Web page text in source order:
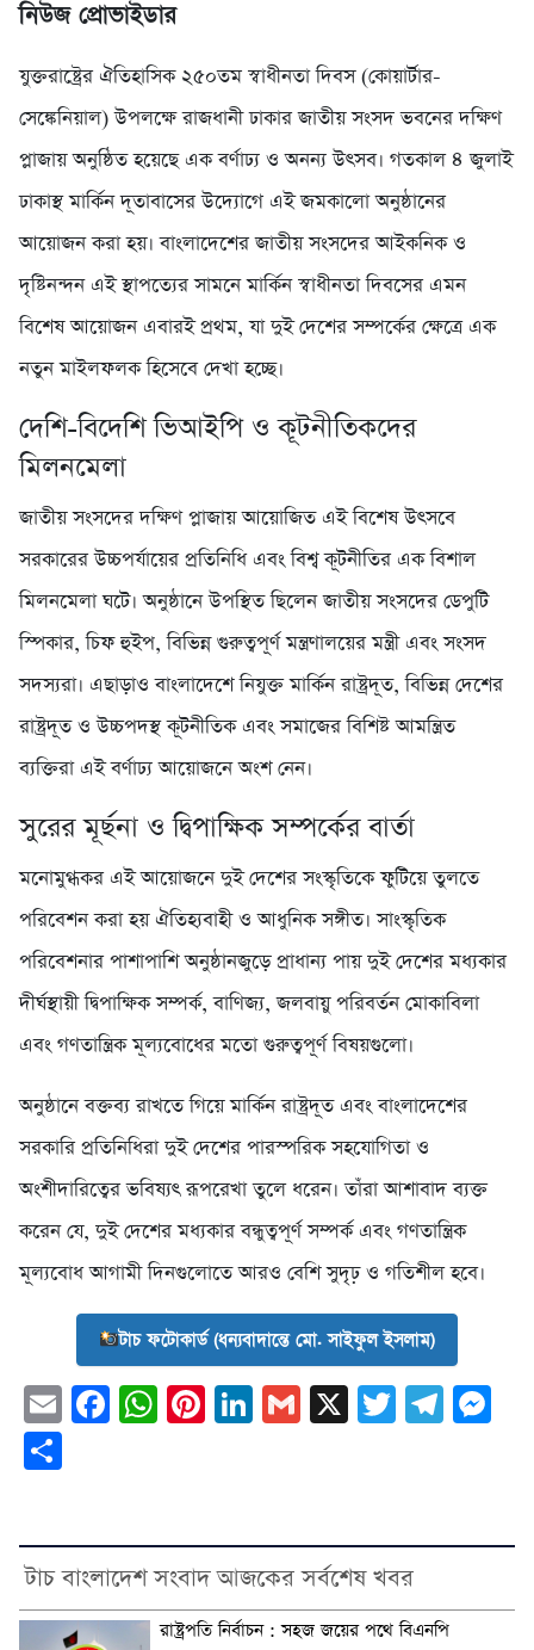
নিউজ প্রোভাইডার
যুক্তরাষ্ট্রের ঐতিহাসিক ২৫০তম স্বাধীনতা দিবস (কোয়ার্টার-
সেঙ্কেনিয়াল) উপলক্ষে রাজধানী ঢাকার জাতীয় সংসদ ভবনের দক্ষিণ
প্লাজায় অনুষ্ঠিত হয়েছে এক বর্ণাঢ্য ও অনন্য উৎসব। গতকাল ৪ জুলাই
ঢাকাস্থ মার্কিন দূতাবাসের উদ্যোগে এই জমকালো অনুষ্ঠানের
আয়োজন করা হয়। বাংলাদেশের জাতীয় সংসদের আইকনিক ও
দৃষ্টিনন্দন এই স্থাপত্যের সামনে মার্কিন স্বাধীনতা দিবসের এমন
বিশেষ আয়োজন এবারই প্রথম, যা দুই দেশের সম্পর্কের ক্ষেত্রে এক
নতুন মাইলফলক হিসেবে দেখা হচ্ছে।
দেশি-বিদেশি ভিআইপি ও কূটনীতিকদের
মিলনমেলা
জাতীয় সংসদের দক্ষিণ প্লাজায় আয়োজিত এই বিশেষ উৎসবে
সরকারের উচ্চপর্যায়ের প্রতিনিধি এবং বিশ্ব কূটনীতির এক বিশাল
মিলনমেলা ঘটে। অনুষ্ঠানে উপস্থিত ছিলেন জাতীয় সংসদের ডেপুটি
স্পিকার, চিফ হুইপ, বিভিন্ন গুরুত্বপূর্ণ মন্ত্রণালয়ের মন্ত্রী এবং সংসদ
সদস্যরা। এছাড়াও বাংলাদেশে নিযুক্ত মার্কিন রাষ্ট্রদূত, বিভিন্ন দেশের
রাষ্ট্রদূত ও উচ্চপদস্থ কূটনীতিক এবং সমাজের বিশিষ্ট আমন্ত্রিত
ব্যক্তিরা এই বর্ণাঢ্য আয়োজনে অংশ নেন।
সুরের মূর্ছনা ও দ্বিপাক্ষিক সম্পর্কের বার্তা
মনোমুগ্ধকর এই আয়োজনে দুই দেশের সংস্কৃতিকে ফুটিয়ে তুলতে
পরিবেশন করা হয় ঐতিহ্যবাহী ও আধুনিক সঙ্গীত। সাংস্কৃতিক
পরিবেশনার পাশাপাশি অনুষ্ঠানজুড়ে প্রাধান্য পায় দুই দেশের মধ্যকার
দীর্ঘস্থায়ী দ্বিপাক্ষিক সম্পর্ক, বাণিজ্য, জলবায়ু পরিবর্তন মোকাবিলা
এবং গণতান্ত্রিক মূল্যবোধের মতো গুরুত্বপূর্ণ বিষয়গুলো।
অনুষ্ঠানে বক্তব্য রাখতে গিয়ে মার্কিন রাষ্ট্রদূত এবং বাংলাদেশের
সরকারি প্রতিনিধিরা দুই দেশের পারস্পরিক সহযোগিতা ও
অংশীদারিত্বের ভবিষ্যৎ রূপরেখা তুলে ধরেন। তাঁরা আশাবাদ ব্যক্ত
করেন যে, দুই দেশের মধ্যকার বন্ধুত্বপূর্ণ সম্পর্ক এবং গণতান্ত্রিক
মূল্যবোধ আগামী দিনগুলোতে আরও বেশি সুদৃঢ় ও গতিশীল হবে।
টাচ ফটোকার্ড (ধন্যবাদান্তে মো. সাইফুল ইসলাম)
EmailFacebook
WhatsApp
Pinterest
LinkedIn
Gmail
X Twitter
টাচ বাংলাদেশ সংবাদ আজকের সর্বশেষ খবর
রাষ্ট্রপতি নির্বাচন : সহজ জয়ের পথে বিএনপি